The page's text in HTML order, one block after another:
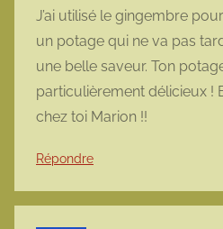
J’ai utilisé le gingembre
un potage qui ne va pas
une belle saveur. Ton
particulièrement délicieux !
chez toi Marion !!
Répondre